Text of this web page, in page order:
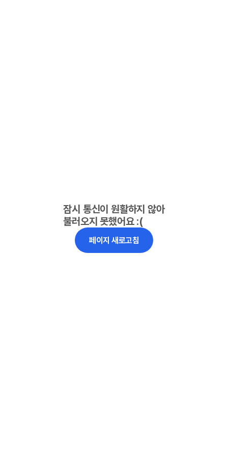
잠시 통신이 원활하지 않아
불러오지 못했어요 :(
페이지 새로고침